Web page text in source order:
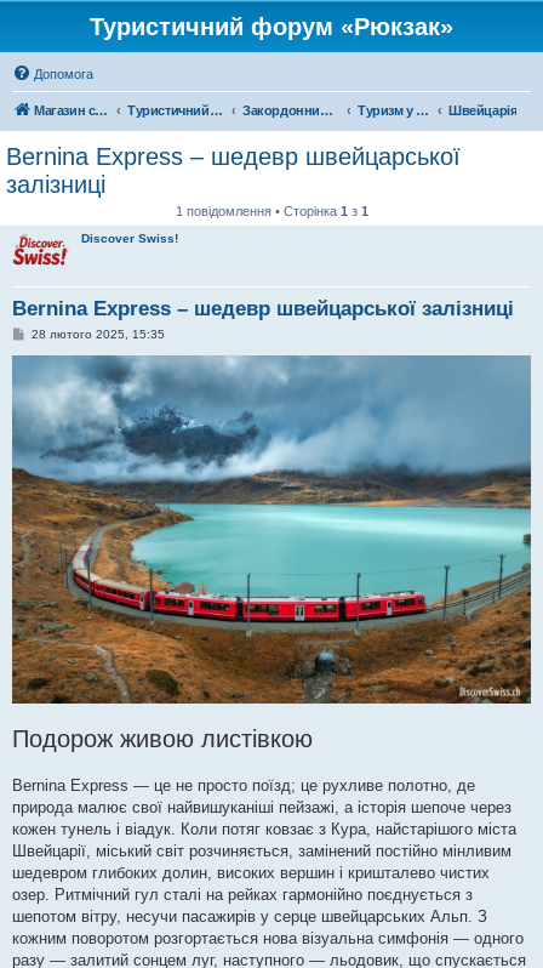
Туристичний форум «Рюкзак»
Допомога
Магазин спорядження Туристичний форум «Рюкзак» Закордонний туризм Туризм у Європі Швейцарія
Bernina Express – шедевр швейцарської
залізниці
1 повідомлення • Сторінка 1 з 1
Discover Swiss!
Bernina Express – шедевр швейцарської залізниці
П
д
м
н
я
28 лютого 2025, 15:35
Подорож живою листівкою
Bernina Express — це не просто поїзд; це рухливе полотно, де
природа малює свої найвишуканіші пейзажі, а історія шепоче через
кожен тунель і віадук. Коли потяг ковзає з Кура, найстарішого міста
Швейцарії, міський світ розчиняється, замінений постійно мінливим
шедевром глибоких долин, високих вершин і кришталево чистих
озер. Ритмічний гул сталі на рейках гармонійно поєднується з
шепотом вітру, несучи пасажирів у серце швейцарських Альп. З
кожним поворотом розгортається нова візуальна симфонія — одного
разу — залитий сонцем луг, наступного — льодовик, що спускається